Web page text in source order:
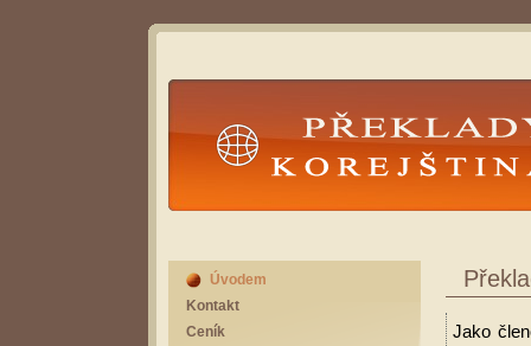
Překlady Korejština
Jako
Úvodem
Kontakt
Ceník